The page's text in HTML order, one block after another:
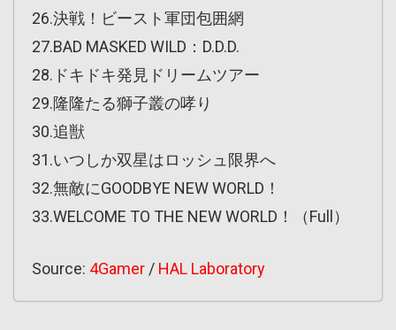
26.決戦！ビースト軍団包囲網
27.BAD MASKED WILD：D.D.D.
28.ドキドキ発見ドリームツアー
29.隆隆たる獅子叢の哮り
30.追獣
31.いつしか双星はロッシュ限界へ
32.無敵にGOODBYE NEW WORLD！
33.WELCOME TO THE NEW WORLD！（Full）
Source: 4Gamer / HAL Laboratory